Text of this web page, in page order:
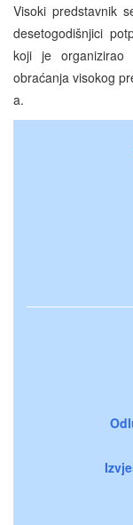
Visoki predstavnik
desetogodišnjici
koji je organizirao
obraćanja visokog
a.